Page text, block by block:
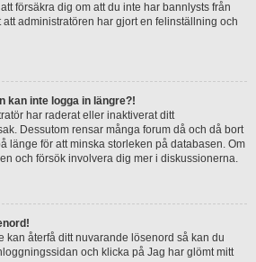
försäkra dig om att du inte har bannlysts från
administratören har gjort en felinställning och
kan inte logga in längre?!
har raderat eller inaktiverat ditt
Dessutom rensar många forum då och då bort
länge för att minska storleken på databasen. Om
och försök involvera dig mer i diskussionerna.
kan återfå ditt nuvarande lösenord så kan du
och klicka på Jag har glömt mitt